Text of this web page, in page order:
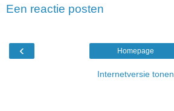
Een reactie posten
‹ Homepage
Internetversie tonen